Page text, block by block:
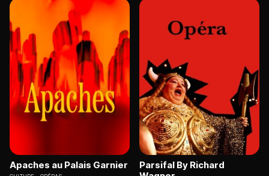
Apaches au Palais Garnier
Parsifal By Richard